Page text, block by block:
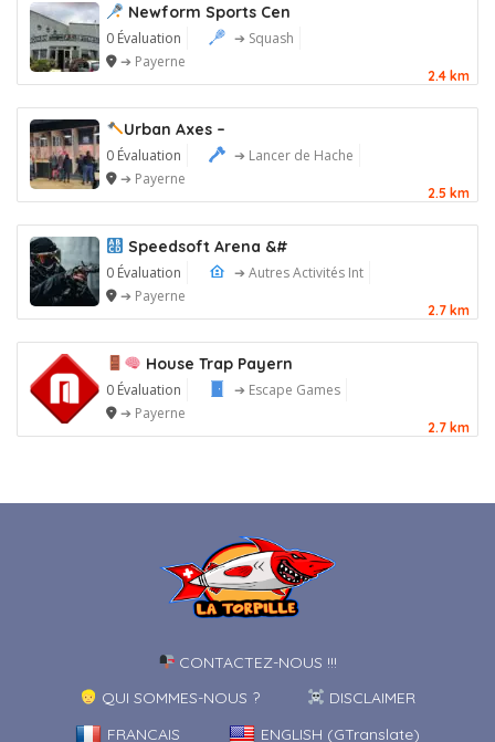
Newform Sports Cen
0 Évaluation
➔ Squash
➔ Payerne
2.4 km
Urban Axes –
0 Évaluation
➔ Lancer de Hache
➔ Payerne
2.5 km
Speedsoft Arena &#
0 Évaluation
➔ Autres Activités Int
➔ Payerne
2.7 km
House Trap Payern
0 Évaluation
➔ Escape Games
➔ Payerne
2.7 km
CONTACTEZ-NOUS !!!
QUI SOMMES-NOUS ?
DISCLAIMER
FRANCAIS
ENGLISH (GTranslate)